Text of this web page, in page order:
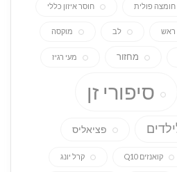
חומצה פולית חוסר איזון כללי
ראש לב מוקסה
מחזור מעי רגיז
סיפורי זן
פציאליס
קואנזים Q10 קרל יונג